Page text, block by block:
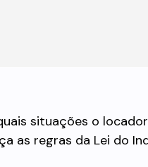
situações o
as regras da Lei do